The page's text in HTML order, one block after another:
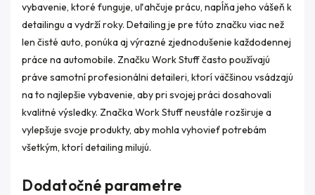
vybavenie, ktoré funguje, uľahčuje prácu, napĺňa jeho vášeň k
detailingu a vydrží roky. Detailing je pre túto značku viac než
len čisté auto, ponúka aj výrazné zjednodušenie každodennej
práce na automobile. Značku Work Stuff často používajú
práve samotní profesionálni detaileri, ktorí väčšinou vsádzajú
na to najlepšie vybavenie, aby pri svojej práci dosahovali
kvalitné výsledky. Značka Work Stuff neustále rozširuje a
vylepšuje svoje produkty, aby mohla vyhovieť potrebám
všetkým, ktorí detailing milujú.
Dodatočné parametre